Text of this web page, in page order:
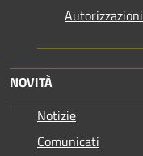
Autorizzazioni
NOVITÀ
Notizie
Comunicati